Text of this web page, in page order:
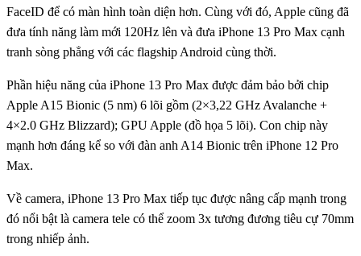
FaceID để có màn hình toàn diện hơn. Cùng với đó, Apple cũng đã
đưa tính năng làm mới 120Hz lên và đưa iPhone 13 Pro Max cạnh
tranh sòng phẳng với các flagship Android cùng thời.
Phần hiệu năng của iPhone 13 Pro Max được đảm bảo bởi chip
Apple A15 Bionic (5 nm) 6 lõi gồm (2×3,22 GHz Avalanche +
4×2.0 GHz Blizzard); GPU Apple (đồ họa 5 lõi). Con chip này
mạnh hơn đáng kể so với đàn anh A14 Bionic trên iPhone 12 Pro
Max.
Về camera, iPhone 13 Pro Max tiếp tục được nâng cấp mạnh trong
đó nổi bật là camera tele có thể zoom 3x tương đương tiêu cự 70mm
trong nhiếp ảnh.